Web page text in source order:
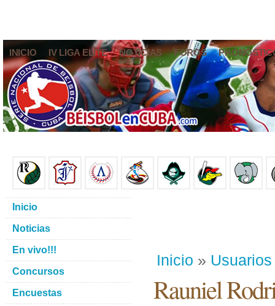
INICIO IV LIGA ELITE NOTICIAS FOROS
Inicio » Usuarios
Rauniel
Inicio
Noticias
En vivo!!!
Concursos
Encuestas